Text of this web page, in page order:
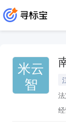
米云
智